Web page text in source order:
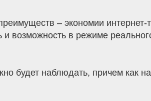
– экономии интернет-
и возможность в режиме
будет наблюдать, причем как